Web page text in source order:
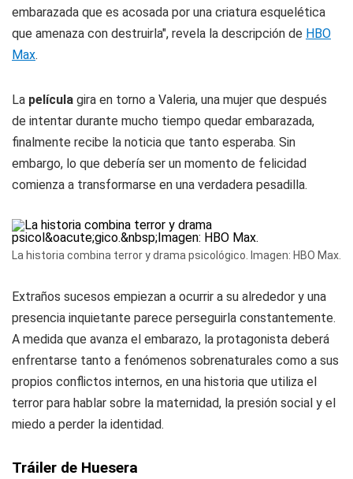
embarazada que es acosada por una criatura esquelética
que amenaza con destruirla", revela la descripción de HBO
Max.
La película gira en torno a Valeria, una mujer que después
de intentar durante mucho tiempo quedar embarazada,
finalmente recibe la noticia que tanto esperaba. Sin
embargo, lo que debería ser un momento de felicidad
comienza a transformarse en una verdadera pesadilla.
La historia combina terror y drama psicológico. Imagen: HBO Max.
Extraños sucesos empiezan a ocurrir a su alrededor y una
presencia inquietante parece perseguirla constantemente.
A medida que avanza el embarazo, la protagonista deberá
enfrentarse tanto a fenómenos sobrenaturales como a sus
propios conflictos internos, en una historia que utiliza el
terror para hablar sobre la maternidad, la presión social y el
miedo a perder la identidad.
Tráiler de Huesera